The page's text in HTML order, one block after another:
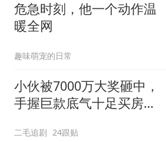
危急时刻，他一个动作温
暖全网
趣味萌宠的日常
小伙被7000万大奖砸中，
手握巨款底气十足买房不
二毛追剧 24跟贴